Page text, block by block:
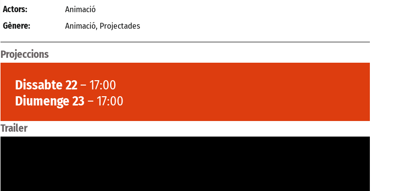
Actors:
Animació
Gènere:
Animació, Projectades
Projeccions
Dissabte 22– 17:00
Diumenge 23 – 17:00
Trailer